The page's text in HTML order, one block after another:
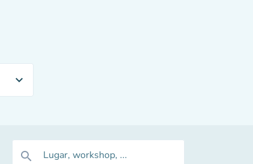
expand_more
search Lugar, workshop, ...